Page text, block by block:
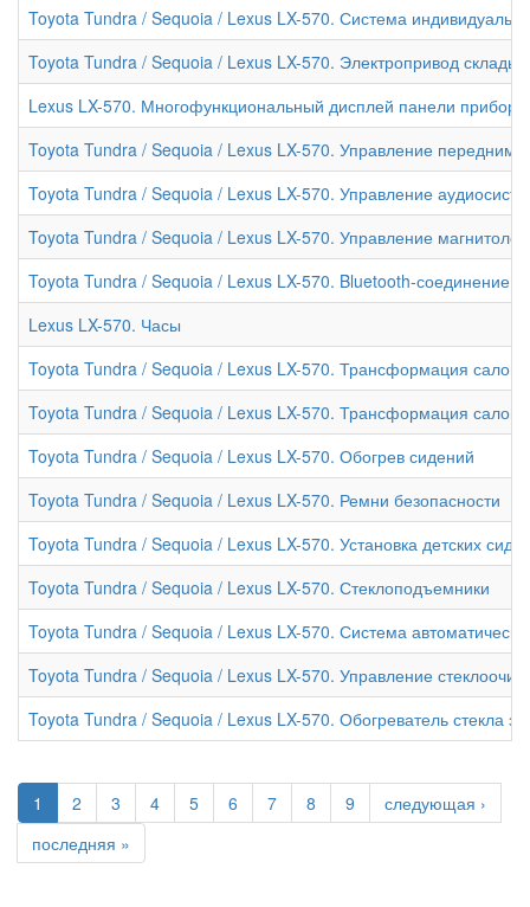
Toyota Tundra / Sequoia / Lexus LX-570. Система
Toyota Tundra / Sequoia / Lexus LX-570. Электропривод
Lexus LX-570. Многофункциональный дисплей панели
Toyota Tundra / Sequoia / Lexus LX-570. Управление передним
Toyota Tundra / Sequoia / Lexus LX-570. Управление
Toyota Tundra / Sequoia / Lexus LX-570. Управление
Toyota Tundra / Sequoia / Lexus LX-570. Bluetooth-соединение
Lexus LX-570. Часы
Toyota Tundra / Sequoia / Lexus LX-570. Трансформация салона
Toyota Tundra / Sequoia / Lexus LX-570. Трансформация салона
Toyota Tundra / Sequoia / Lexus LX-570. Обогрев сидений
Toyota Tundra / Sequoia / Lexus LX-570. Ремни безопасности
Toyota Tundra / Sequoia / Lexus LX-570. Установка детских
Toyota Tundra / Sequoia / Lexus LX-570. Стеклоподъемники
Toyota Tundra / Sequoia / Lexus LX-570. Система
Toyota Tundra / Sequoia / Lexus LX-570. Управление
Toyota Tundra / Sequoia / Lexus LX-570. Обогреватель стекла
1 2 3 4 5 6 7 8 9
следующая ›
последняя »